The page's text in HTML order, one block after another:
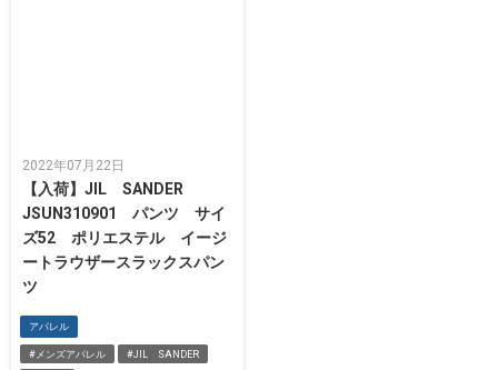
2022年07月22日
【入荷】JIL SANDER
JSUN310901 パンツ サイ
ズ52 ポリエステル イージ
ートラウザースラックスパン
ツ
アパレル
#メンズアパレル #JIL SANDER